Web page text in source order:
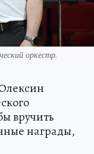
оркестр.
вручить
награды,